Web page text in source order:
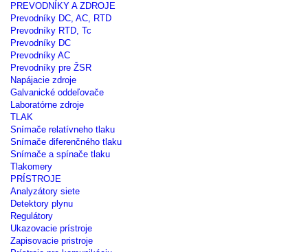
PREVODNÍKY A ZDROJE
Prevodníky DC, AC, RTD
Prevodníky RTD, Tc
Prevodníky DC
Prevodníky AC
Prevodníky pre ŽSR
Napájacie zdroje
Galvanické oddeľovače
Laboratórne zdroje
TLAK
Snímače relatívneho tlaku
Snímače diferenčného tlaku
Snímače a spínače tlaku
Tlakomery
PRÍSTROJE
Analyzátory siete
Detektory plynu
Regulátory
Ukazovacie prístroje
Zapisovacie pristroje